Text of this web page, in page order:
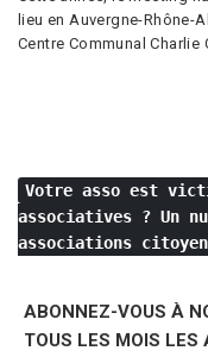
lieu en Auvergne-Rhône-
Centre Communal Charlie
Votre asso est
associatives ? Un
associations
ABONNEZ-VOUS À
TOUS LES MOIS LES